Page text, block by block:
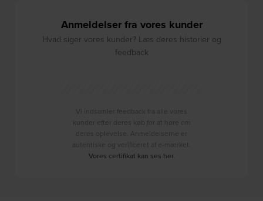
Anmeldelser fra vores kunder
Hvad siger vores kunder? Læs deres historier og
feedback
Vi indsamler feedback fra alle vores
kunder efter deres køb for at høre om
deres oplevelse. Anmeldelserne er
autentiske og verificeret af e-mærket.
Vores certifikat kan ses her.